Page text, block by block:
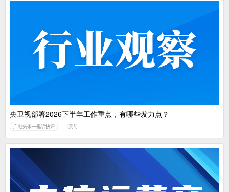
央卫视部署2026下半年工作重点，有哪些发力点？
广电头条—视听快评 1天前